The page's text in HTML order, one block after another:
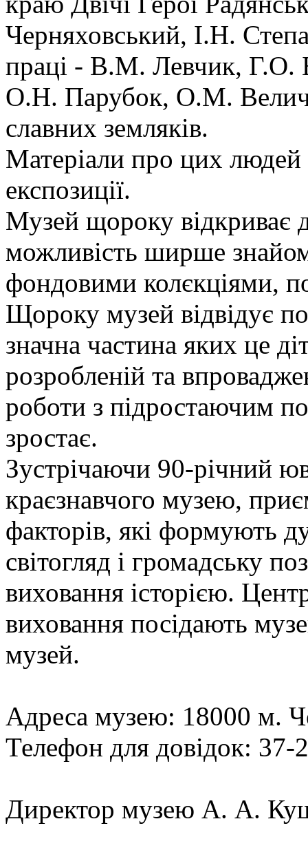
Черняховський, І.Н.
праці - В.М. Левчик, Г.О.
О.Н. Парубок, О.М.
славних земляків.
Матеріали про цих
експозиції.
Музей щороку відкриває
можливість ширше
фондовими колєкціями,
Щороку музей відвідує
значна частина яких це
розробленій та
роботи з підростаючим
зростає.
Зустрічаючи 90-річний
краєзнавчого музею,
факторів, які формують
світогляд і громадську
виховання історією.
виховання посідають
музей.
Адреса музею: 18000 м.
Телефон для довідок:
Директор музею А. А.